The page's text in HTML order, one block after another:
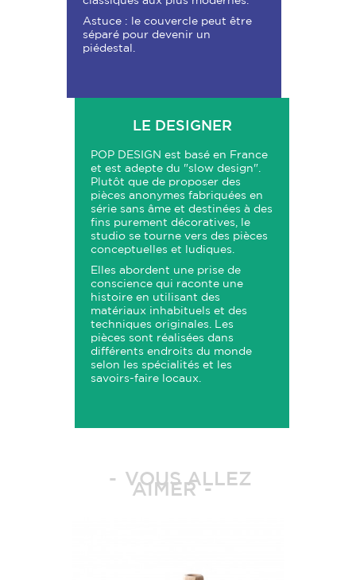
Astuce : le couvercle peut être
séparé pour devenir un
piédestal.
LE DESIGNER
POP DESIGN est basé en France
et est adepte du "slow design".
Plutôt que de proposer des
pièces anonymes fabriquées en
série sans âme et destinées à des
fins purement décoratives, le
studio se tourne vers des pièces
conceptuelles et ludiques.
Elles abordent une prise de
conscience qui raconte une
histoire en utilisant des
matériaux inhabituels et des
techniques originales. Les
pièces sont réalisées dans
différents endroits du monde
selon les spécialités et les
savoirs-faire locaux.
VOUS ALLEZ
AIMER